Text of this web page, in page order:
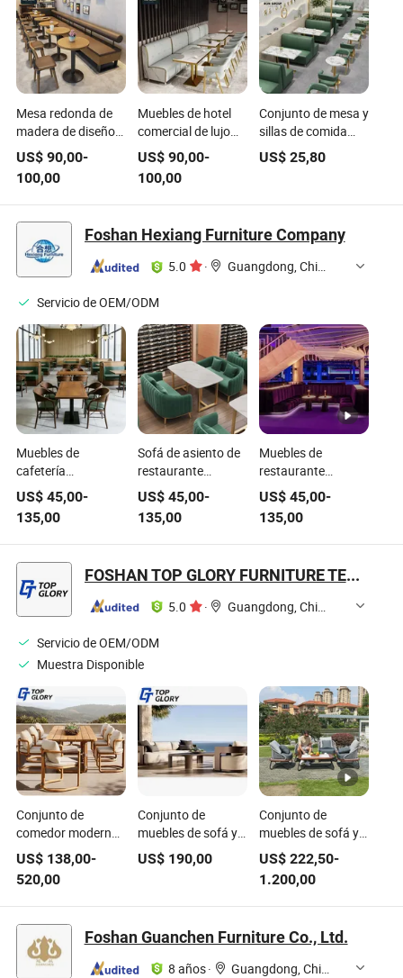
Mesa redonda de
madera de diseño
moderno y sillas,
mobiliario de lujo de
cuero para
cafeterías y
restaurantes de
comida rápida,
sofá banco de
asiento para
restaurantes y
cafés
US$90,00-
100,00
Muebles de hotel
comercial de lujo
moderno, sofá de
cabina, asientos de
mármol, cuero,
estructura de
para restaurantes
US$ 90,00-
100,00
Conjunto de mesa y
sillas de comida
rápida para
cafetería, sofá y
para restaurante
US$ 25,80
Foshan Hexiang Furniture Company
5.0 · Guangdong, China
Servicio de OEM/ODM
Muebles de
cafetería
comerciales sofá
de cuero verde con
mesa de madera y
conjunto de sillas
de marco de
madera
US$45,00-
135,00
Sofá de asiento de
restaurante
moderno de lujo
personalizado,
muebles de alta
gama, tanto sillas
US$ 45,00-
135,00
Muebles de
restaurante
modernos con
mesa de mármol,
sillas de café y sofá
de booth púrpura
US$ 45,00-
135,00
FOSHAN TOP GLORY FURNITURE TECHNOLOGY CO., LTD.
5.0 · Guangdong, China
Servicio de OEM/ODM
Muestra Disponible
Conjunto de
comedor moderno
de muebles de hotel
de madera de teca
impermeable para
exteriores, sofá de
jardín, muebles de
exterior para mesa
y sillas
US$ 138,00-
520,00
Conjunto de
muebles de sofá y
mesa para jardín y
patio de hotel
hecho de aluminio
US$ 190,00
Conjunto de
muebles de sofá y
silla para jardín,
estilo moderno, al
por mayor, para
patio, hotel, bistró,
US$ 222,50-
1.200,00
Foshan Guanchen Furniture Co., Ltd.
8 años·
Guangdong, China